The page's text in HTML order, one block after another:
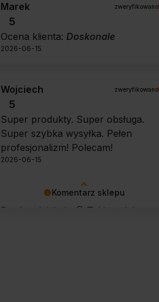
zapewniał doskonałe efekty przy
każdym użyciu.
Marek zweryfikowano
5
Ocena klienta: Doskonale
2026-06-15
Komentarz sklepu
Bardzo dziękuję 🙂 Takie opinie
Wojciech zweryfikowano
5
Super produkty. Super obsługa.
Super szybka wysyłka. Pełen
profesjonalizm! Polecam!
2026-06-15